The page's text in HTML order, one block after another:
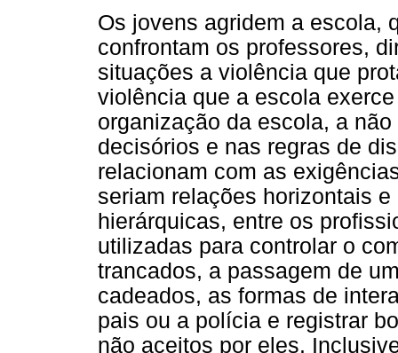
Os jovens agridem a escola,
confrontam os professores,
situações a violência que
violência que a escola
organização da escola, a
decisórios e nas regras de
relacionam com as
seriam relações horizontais
hierárquicas, entre os
utilizadas para controlar o
trancados, a passagem de
cadeados, as formas de
pais ou a polícia e registrar
não aceitos por eles.